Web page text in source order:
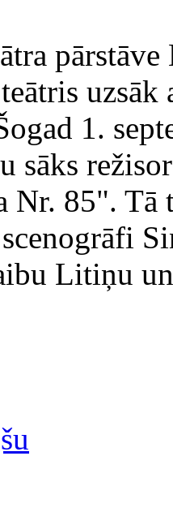
1.
sāks
Nr. 85". Tā
Litiņu